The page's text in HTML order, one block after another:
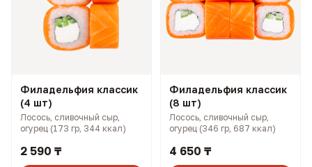
Филадельфия классик
(4 шт)
Лосось, сливочный сыр,
огурец (173 гр, 344 ккал)
2 590 ₸
Филадельфия классик
(8 шт)
Лосось, сливочный сыр,
огурец (346 гр, 687 ккал)
4 650 ₸